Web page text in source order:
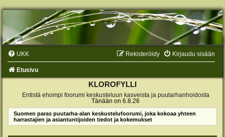
UKK Kirjaudu sisään
Rekisteröidy
Etusivu
KLOROFYLLI
Entistä ehompi foorumi keskusteluun kasveista ja puutarhanhoidosta
Tänään on 6.8.26
Suomen paras puutarha-alan keskustelufoorumi, joka kokoaa yhteen
harrastajien ja asiantuntijoiden tiedot ja kokemukset